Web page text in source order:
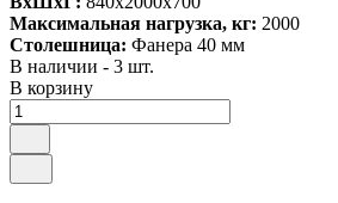
Максимальная нагрузка, кг: 2000
Столешница: Фанера 40 мм
В наличии - 3 шт.
В корзину